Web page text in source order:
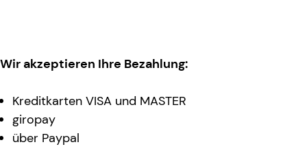
Wir akzeptieren Ihre Bezahlung:
Kreditkarten VISA und MASTER
giropay
über Paypal